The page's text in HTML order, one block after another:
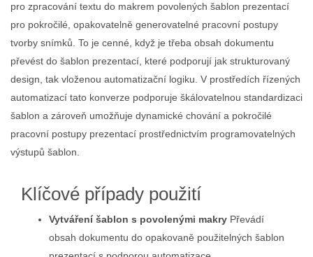
pro zpracování textu do makrem povolených šablon prezentací
pro pokročilé, opakovatelně generovatelné pracovní postupy
tvorby snímků. To je cenné, když je třeba obsah dokumentu
převést do šablon prezentací, které podporují jak strukturovaný
design, tak vloženou automatizační logiku. V prostředích řízených
automatizací tato konverze podporuje škálovatelnou standardizaci
šablon a zároveň umožňuje dynamické chování a pokročilé
pracovní postupy prezentací prostřednictvím programovatelných
výstupů šablon.
Klíčové případy použití
Vytváření šablon s povolenými makry Převádí
obsah dokumentu do opakovaně použitelných šablon